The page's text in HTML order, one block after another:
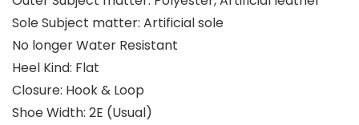
Sole Subject matter: Artificial sole
No longer Water Resistant
Heel Kind: Flat
Closure: Hook & Loop
Shoe Width: 2E (Usual)